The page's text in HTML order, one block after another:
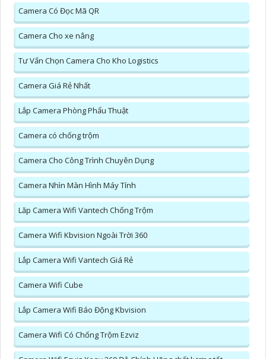
Camera Có Đọc Mã QR
Camera Cho xe nâng
Tư Vấn Chọn Camera Cho Kho Logistics
Camera Giá Rẻ Nhất
Lắp Camera Phòng Phẩu Thuật
Camera có chống trộm
Camera Cho Công Trình Chuyên Dụng
Camera Nhìn Màn Hình Máy Tính
Lăp Camera Wifi Vantech Chống Trộm
Camera Wifi Kbvision Ngoài Trời 360
Lắp Camera Wifi Vantech Giá Rẻ
Camera Wifi Cube
Lắp Camera Wifi Báo Động Kbvision
Camera Wifi Có Chống Trộm Ezviz